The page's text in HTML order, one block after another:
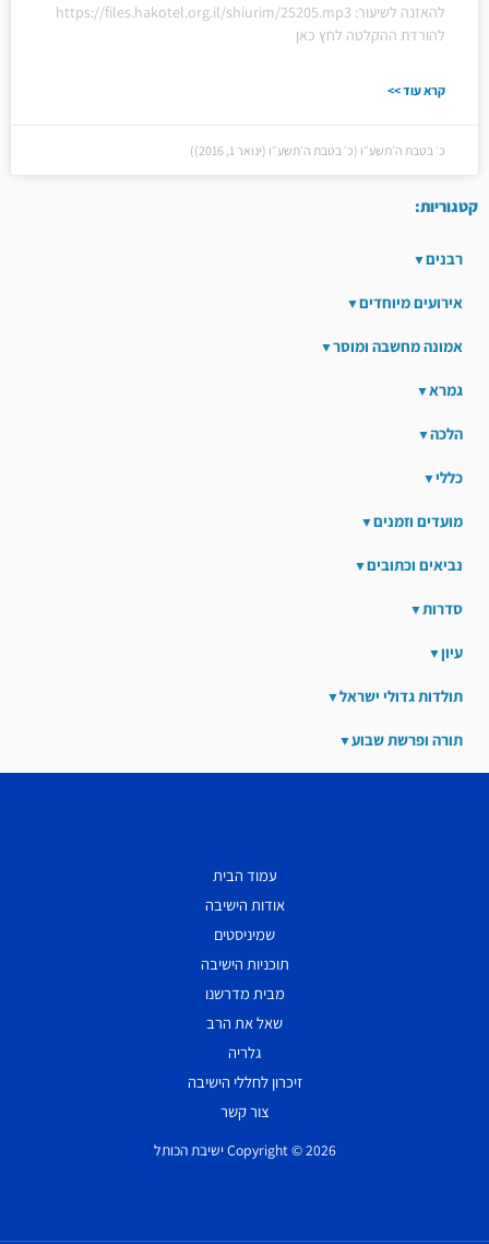
להאזנה לשיעור: https://files.hakotel.org.il/shiurim/25205.mp3
להורדת ההקלטה לחץ כאן
קרא עוד >>
כ׳ בטבת ה׳תשע״ו (כ׳ בטבת ה׳תשע״ו (ינואר 1, 2016))
קטגוריות:
רבנים
אירועים מיוחדים
אמונה מחשבה ומוסר
גמרא
הלכה
כללי
מועדים וזמנים
נביאים וכתובים
סדרות
עיון
תולדות גדולי ישראל
תורה ופרשת שבוע
עמוד הבית
אודות הישיבה
שמיניסטים
תוכניות הישיבה
מבית מדרשנו
שאל את הרב
גלריה
זיכרון לחללי הישיבה
צור קשר
Copyright © 2026 ישיבת הכותל